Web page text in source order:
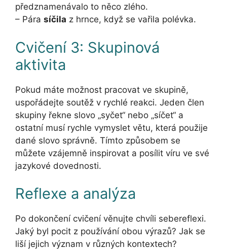
předznamenávalo to něco zlého.
– Pára síčila z hrnce, když se vařila polévka.
Cvičení 3: Skupinová
aktivita
Pokud máte možnost pracovat ve skupině,
uspořádejte soutěž v rychlé reakci. Jeden člen
skupiny řekne slovo „syčet“ nebo „síčet“ a
ostatní musí rychle vymyslet větu, která použije
dané slovo správně. Tímto způsobem se
můžete vzájemně inspirovat a posílit víru ve své
jazykové dovednosti.
Reflexe a analýza
Po dokončení cvičení věnujte chvíli sebereflexi.
Jaký byl pocit z používání obou výrazů? Jak se
liší jejich význam v různých kontextech?